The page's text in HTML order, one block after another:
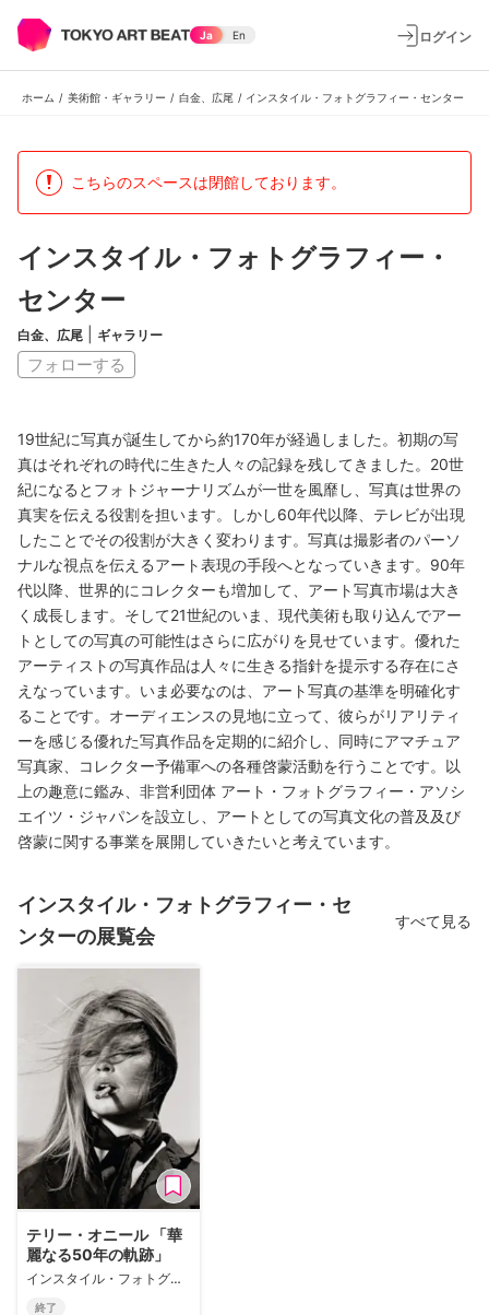
Ja En ログイン
ホーム / 美術館・ギャラリー / 白金、広尾 / インスタイル・フォトグラフィー・センター
こちらのスペースは閉館しております。
インスタイル・フォトグラフィー・
センター
白金、広尾 ギャラリー
フォローする
19世紀に写真が誕生してから約170年が経過しました。初期の写
真はそれぞれの時代に生きた人々の記録を残してきました。20世
紀になるとフォトジャーナリズムが一世を風靡し、写真は世界の
真実を伝える役割を担います。しかし60年代以降、テレビが出現
したことでその役割が大きく変わります。写真は撮影者のパーソ
ナルな視点を伝えるアート表現の手段へとなっていきます。90年
代以降、世界的にコレクターも増加して、アート写真市場は大き
く成長します。そして21世紀のいま、現代美術も取り込んでアー
トとしての写真の可能性はさらに広がりを見せています。優れた
アーティストの写真作品は人々に生きる指針を提示する存在にさ
えなっています。いま必要なのは、アート写真の基準を明確化す
ることです。オーディエンスの見地に立って、彼らがリアリティ
ーを感じる優れた写真作品を定期的に紹介し、同時にアマチュア
写真家、コレクター予備軍への各種啓蒙活動を行うことです。以
上の趣意に鑑み、非営利団体 アート・フォトグラフィー・アソシ
エイツ・ジャパンを設立し、アートとしての写真文化の普及及び
啓蒙に関する事業を展開していきたいと考えています。
インスタイル・フォトグラフィー・セ
ンターの展覧会
すべて見る
テリー・オニール 「華
麗なる50年の軌跡」
インスタイル・フォトグラフィー・センター
終了